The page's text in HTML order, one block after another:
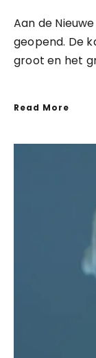
Aan de
geopend. De
groot en het
Read More